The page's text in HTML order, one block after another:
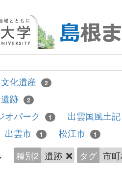
文化遺産 2
遺跡 2
オパーク 1
出雲国風土
出雲市 1 松江市 1
種別2 遺跡 タグ 市